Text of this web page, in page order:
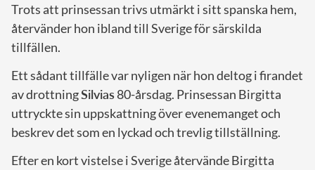
Trots att prinsessan trivs utmärkt i sitt spanska hem,
återvänder hon ibland till Sverige för särskilda
tillfällen.
Ett sådant tillfälle var nyligen när hon deltog i firandet
av drottningSilvias 80-årsdag. Prinsessan Birgitta
uttryckte sin uppskattning över evenemanget och
beskrev det som en lyckad och trevlig tillställning.
Efter en kort vistelse i Sverige återvände Birgitta